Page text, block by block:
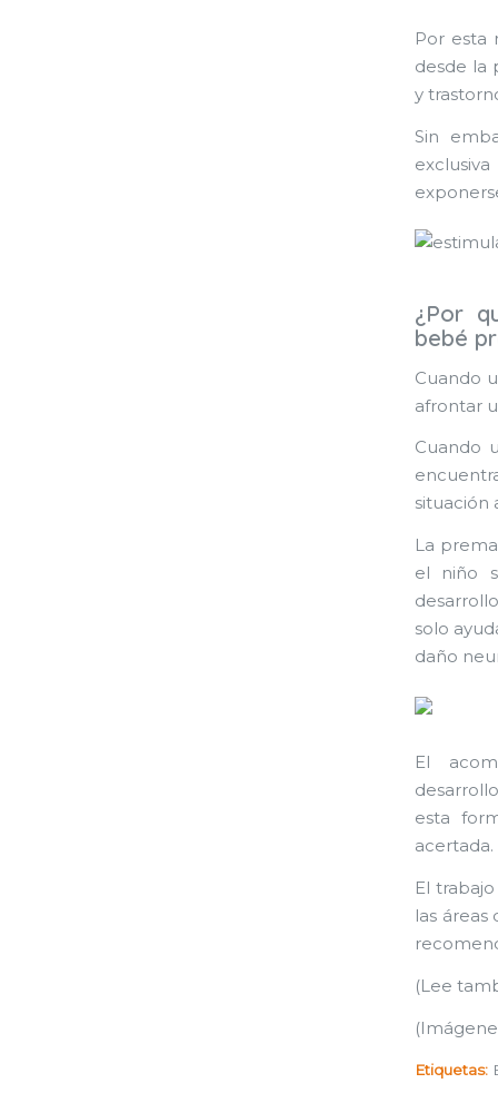
Por esta
desde la
y
Sin
¿Por
bebé
Cuando
afrontar
Cuando
situación
La
el niño
solo
daño
El
esta
acertada.
El
las
(Lee
Etiquetas: